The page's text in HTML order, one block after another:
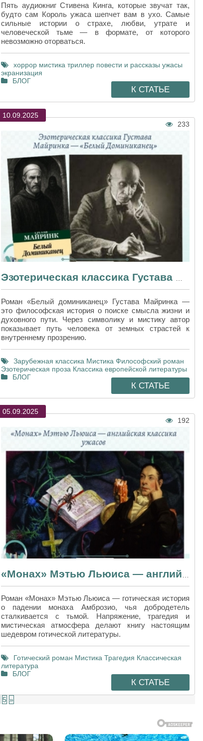
Пять аудиокниг Стивена Кинга, которые звучат так,
будто сам Король ужаса шепчет вам в ухо. Самые
сильные истории о страхе, любви, утрате и
человеческой тьме — в формате, от которого
невозможно оторваться.
хоррор мистика триллер повести и рассказы ужасы
экранизация
БЛОГ
К СТАТЬЕ
10.09.2025
233
Роман «Белый доминиканец» Густава Майринка —
это философская история о поиске смысла жизни и
духовного пути. Через символику и мистику автор
показывает путь человека от земных страстей к
внутреннему прозрению.
Зарубежная классика Мистика Философский роман
Эзотерическая проза Классика европейской литературы
БЛОГ
К СТАТЬЕ
05.09.2025
192
Роман «Монах» Мэтью Льюиса — готическая история
о падении монаха Амброзио, чья добродетель
сталкивается с тьмой. Напряжение, трагедия и
мистическая атмосфера делают книгу настоящим
шедевром готической литературы.
Готический роман Мистика Трагедия Классическая
литература
БЛОГ
К СТАТЬЕ
5 »